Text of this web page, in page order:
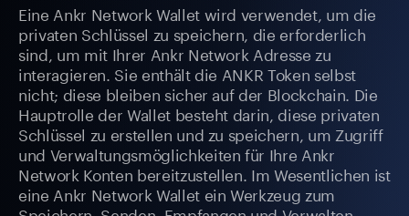
Eine Ankr Network Wallet wird verwendet, um die
privaten Schlüssel zu speichern, die erforderlich
sind, um mit Ihrer Ankr Network Adresse zu
interagieren. Sie enthält die ANKR Token selbst
nicht; diese bleiben sicher auf der Blockchain. Die
Hauptrolle der Wallet besteht darin, diese privaten
Schlüssel zu erstellen und zu speichern, um Zugriff
und Verwaltungsmöglichkeiten für Ihre Ankr
Network Konten bereitzustellen. Im Wesentlichen ist
eine Ankr Network Wallet ein Werkzeug zum